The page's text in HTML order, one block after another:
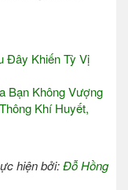
Đây Khiến Tỳ Vị
Bạn Không Vượng
Khí Huyết,
hiện bởi:Đỗ Hồng